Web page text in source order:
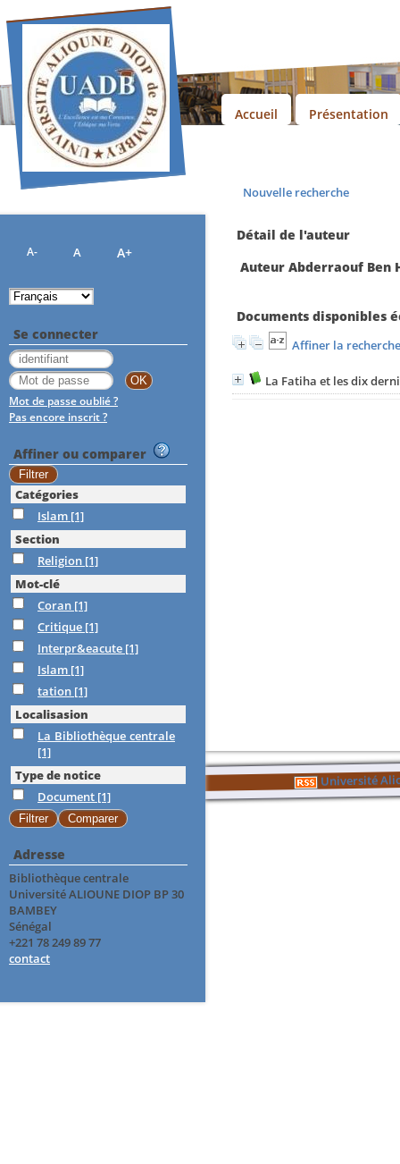
Nouvelle recherche
Détail de l'auteur
Auteur Abderraouf Ben
Documents disponibles
Affiner la recherche
La Fatiha et les dix
Université
Accueil Présentation
A- A A+
Se connecter
Mot de passe oublié ?
Pas encore inscrit ?
Affiner ou comparer
Catégories
Islam [1]
Section
Religion [1]
Mot-clé
Coran [1]
Critique [1]
Interpr&eacute [1]
Islam [1]
tation [1]
Localisasion
La Bibliothèque centrale
[1]
Type de notice
Document [1]
Adresse
Bibliothèque centrale
Université ALIOUNE DIOP BP 30
BAMBEY
Sénégal
+221 78 249 89 77
contact